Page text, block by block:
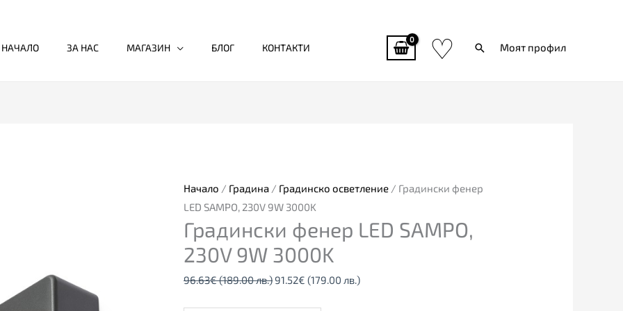
НАЧАЛО ЗА НАС МАГАЗИН БЛОГ КОНТАКТИ ♡ ТърсиМоят профил
Начало / Градина / Градинско осветление / Градински фенер
LED SAMPO, 230V 9W 3000K
Градински фенер LED SAMPO,
230V 9W 3000K
96.63€(189.00 лв.)
96.63€
(189.00
лв.).
91.52€ (179.00 лв.)
91.52€
лв.).
фенер
LED
SAMPO,
230V
9W
3000K